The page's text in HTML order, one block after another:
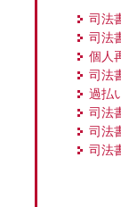
司法
司法
個人
司法
過払
司法
司法
司法